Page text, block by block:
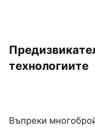
технологиите
Въпреки